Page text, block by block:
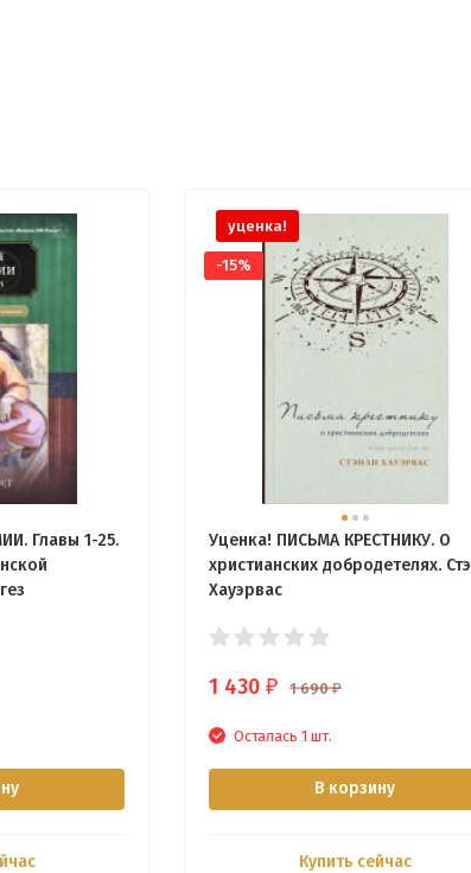
Главы 1-25.
уценка!
-15%
Уценка! ПИСЬМА КРЕСТНИКУ. О
христианских добродетелях.
Хауэрвас
1 430 ₽ 1 690₽
Осталась 1 шт.
В корзину
Купить сейчас